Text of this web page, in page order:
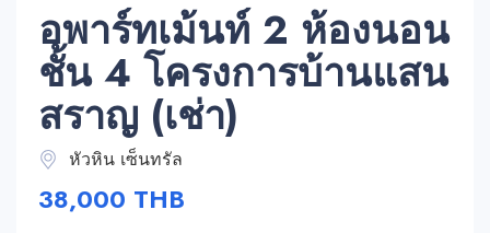
อพาร์ทเม้นท์ 2 ห้องนอน
ชั้น 4 โครงการบ้านแสน
สราญ (เช่า)
หัวหิน เซ็นทรัล
38,000 THB